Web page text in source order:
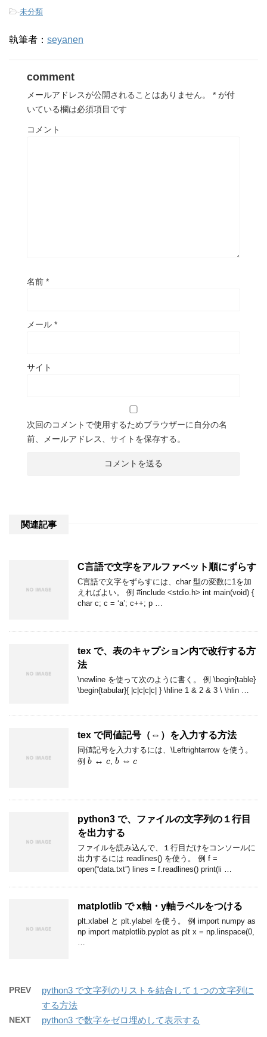
-未分類
執筆者： seyanen
comment
メールアドレスが公開されることはありません。 * が付
いている欄は必須項目です
コメント
名前 *
メール *
サイト
次回のコメントで使用するためブラウザーに自分の名
前、メールアドレス、サイトを保存する。
関連記事
C言語で文字をアルファベット順にずらす
C言語で文字をずらすには、char 型の変数に1を加
えればよい。 例 #include <stdio.h> int main(void) {
char c; c = ‘a’; c++; p …
tex で、表のキャプション内で改行する方
法
\newline を使って次のように書く。 例 \begin{table}
\begin{tabular}{ |c|c|c|c| } \hline 1 & 2 & 3 \ \hlin …
tex で同値記号（⇔）を入力する方法
同値記号を入力するには、\Leftrightarrow を使う。
例
b↔ c
,
b ⇔c
python3 で、ファイルの文字列の１行目
を出力する
ファイルを読み込んで、１行目だけをコンソールに
出力するには readlines() を使う。 例 f =
open(“data.txt”) lines = f.readlines() print(li …
matplotlib で x軸・y軸ラベルをつける
plt.xlabel と plt.ylabel を使う。 例 import numpy as
np import matplotlib.pyplot as plt x = np.linspace(0,
PREV
python3 で文字列のリストを結合して１つの文字列に
する方法
NEXT python3 で数字をゼロ埋めして表示する